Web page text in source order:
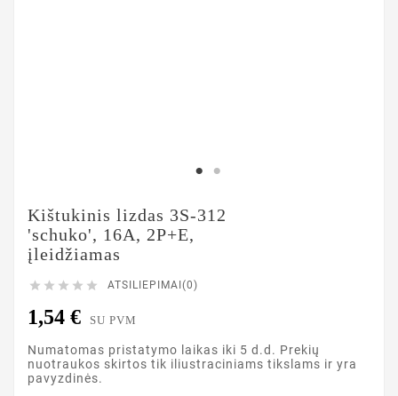
Kištukinis lizdas 3S-312
'schuko', 16A, 2P+E,
įleidžiamas
     ATSILIEPIMAI(0)
1,54 € SU PVM
Numatomas pristatymo laikas iki 5 d.d. Prekių
nuotraukos skirtos tik iliustraciniams tikslams ir yra
pavyzdinės.